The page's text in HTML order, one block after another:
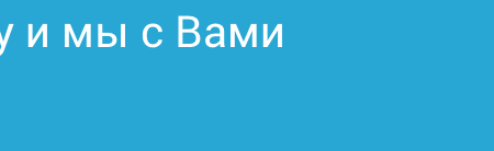
и мы с Вами